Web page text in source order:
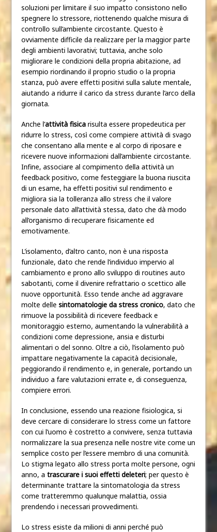
soluzioni per limitare il suo impatto consistono nello
spegnere lo stressore, riottenendo qualche misura di
controllo sull’ambiente circostante. Questo è
ovviamente difficile da realizzare per la maggior parte
degli ambienti lavorativi; tuttavia, anche solo
migliorare le condizioni della propria abitazione, ad
esempio riordinando il proprio studio o la propria
stanza, può avere effetti positivi sulla salute mentale,
aiutando a ridurre il carico da stress durante l’arco della
giornata.
Anche l’attività fisica risulta essere propedeutica per
ridurre lo stress, così come compiere attività di svago
che consentano alla mente e al corpo di riposare e
ricevere nuove informazioni dall’ambiente circostante.
Infine, associare al compimento della attività un
feedback positivo, come festeggiare la buona riuscita
di un esame, ha effetti positivi sul rendimento e
migliora sia la tolleranza allo stress che il valore
personale dato all’attività stessa, dato che dà modo
all’organismo di recuperare fisicamente ed
emotivamente.
L’isolamento, d’altro canto, non è una risposta
funzionale, dato che rende l’individuo impervio al
cambiamento e prono allo sviluppo di routines auto
sabotanti, come il divenire refrattario o scettico alle
nuove opportunità. Esso tende anche ad aggravare
molte delle sintomatologie da stress cronico, dato che
rimuove la possibilità di ricevere feedback e
monitoraggio esterno, aumentando la vulnerabilità a
condizioni come depressione, ansia e disturbi
alimentari o del sonno. Oltre a ciò, l’isolamento può
impattare negativamente la capacità decisionale,
peggiorando il rendimento e, in generale, portando un
individuo a fare valutazioni errate e, di conseguenza,
compiere errori.
In conclusione, essendo una reazione fisiologica, si
deve cercare di considerare lo stress come un fattore
con cui l’uomo è costretto a convivere, senza tuttavia
normalizzare la sua presenza nelle nostre vite come un
semplice costo per l’essere membro di una comunità.
Lo stigma legato allo stress porta molte persone, ogni
anno, a trascurare i suoi effetti deleteri; per questo è
determinante trattare la sintomatologia da stress
come tratteremmo qualunque malattia, ossia
prendendo i necessari provvedimenti.
Lo stress esiste da milioni di anni perché può